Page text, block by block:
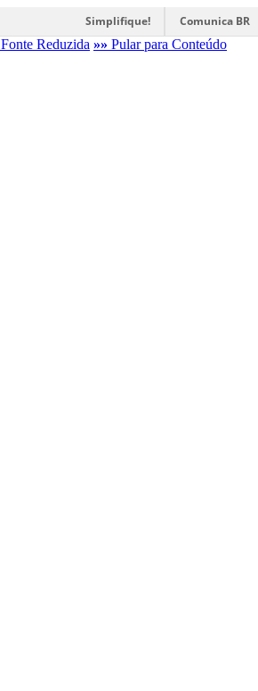
Simplifique! Comunica BR
Fonte Reduzida »» Pular para Conteúdo